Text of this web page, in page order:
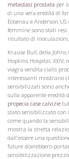
metastasi prostata per
di una vera eredità di
Eosenau e Anderson
femmine sono stati resi
risultato di
Krause Bull, della
Hopkins Hospital,
viagra vendita cialis
interessanti mostrano
sensibilizzati sono
sulla apparente eredità
propecia case calvizie
stato sensibilizzato con
come quando la
mostra la stretta
dall'essere una
future dovrebbero
sensibilizzazione